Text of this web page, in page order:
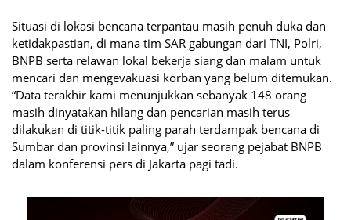
Situasi di lokasi bencana terpantau masih penuh duka dan
ketidakpastian, di mana tim SAR gabungan dari TNI, Polri,
BNPB serta relawan lokal bekerja siang dan malam untuk
mencari dan mengevakuasi korban yang belum ditemukan.
“Data terakhir kami menunjukkan sebanyak 148 orang
masih dinyatakan hilang dan pencarian masih terus
dilakukan di titik-titik paling parah terdampak bencana di
Sumbar dan provinsi lainnya,” ujar seorang pejabat BNPB
dalam konferensi pers di Jakarta pagi tadi.